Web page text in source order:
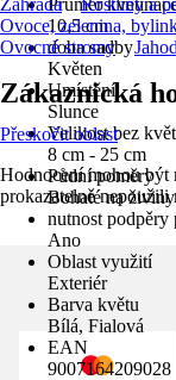
Průměr
10,5 cm
doba sadby
Květen
Umístění
Slunce
Velikost bez
8 cm - 25 cm
Půdní poměry
Bohaté na živiny
nutnost
Ano
Oblast využití
Exteriér
Barva květu
Bílá, Fialová
EAN
9007164209028
Zahrada
Rostliny a
Ovoce, zelenina,
Ovocné stromy
Zákaznická
Přeskočit oblast
Hodnocení mohou být
prokazatelně nepoužili